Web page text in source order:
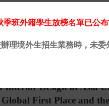
季班外籍學生放榜名單已公
理境外生招生業務時，未委
KDEI Taipei
Interior Design at Asia
First Place and